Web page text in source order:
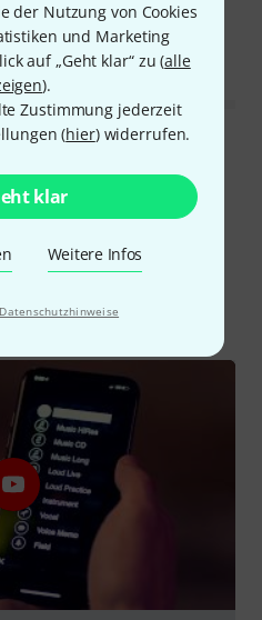
der Nutzung von Cookies
und Marketing
auf „Geht klar“ zu (alle
).
Zustimmung jederzeit
(hier) widerrufen.
klar
Weitere Infos
Datenschutzhinweise
MELDEN
lesen
Testberichte